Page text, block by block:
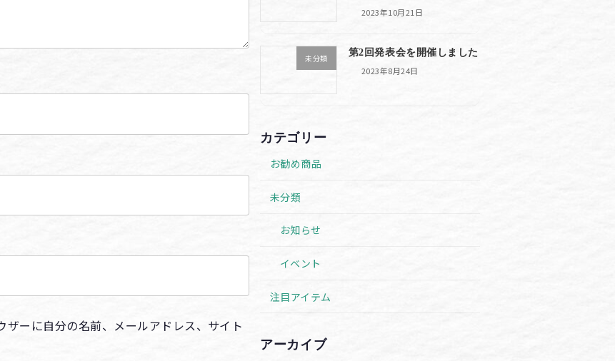
ーに自分の名前、メールアドレス、サイト
2023年10月21日
未分類
第2回発表会を開催しました
2023年8月24日
カテゴリー
お勧め商品
未分類
お知らせ
イベント
注目アイテム
アーカイブ